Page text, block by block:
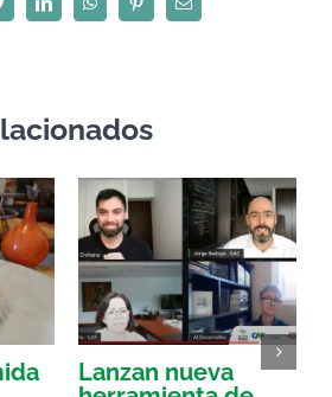
LinkedInWhatsAppPinterestCorreo
electrónico
Lanzan nueva